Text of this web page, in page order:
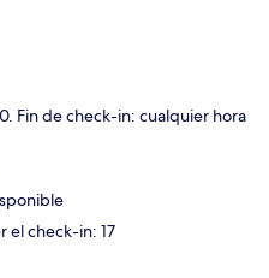
Fin de check-in: cualquier hora
el check-in: 17